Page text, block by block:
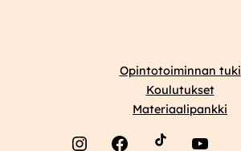
Opintotoiminnan tuki
Koulutukset
Materiaalipankki